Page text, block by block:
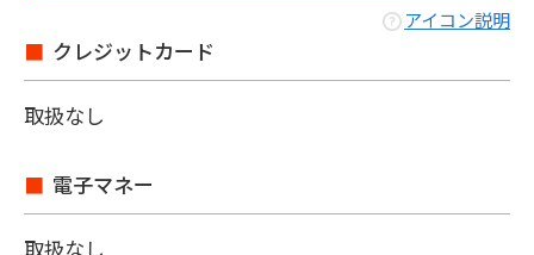
アイコン説明
クレジットカード
取扱なし
電子マネー
取扱なし